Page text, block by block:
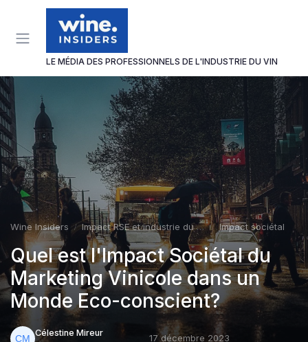
LE MÉDIA DES PROFESSIONNELS DE L'INDUSTRIE DU VIN
Wine Insiders Impact RSE et industrie du vin Impact sociétal
Quel est l'Impact Sociétal du
Marketing Vinicole dans un
Monde Eco-conscient?
Célestine Mireur
17 décembre 2023
Panneau de gestion des cookies